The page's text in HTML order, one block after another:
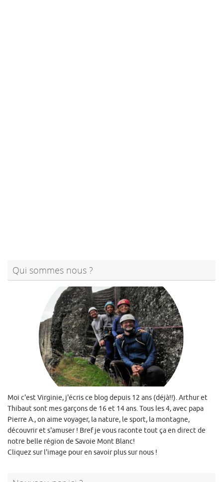
Qui sommes nous ?
Moi c'est Virginie, j'écris ce blog depuis 12 ans (déjà!!). Arthur et
Thibaut sont mes garçons de 16 et 14 ans. Tous les 4, avec papa
Pierre A., on aime voyager, la nature, le sport, la montagne,
découvrir et s'amuser ! Bref je vous raconte tout ça en direct de
notre belle région de Savoie Mont Blanc!
Cliquez sur l'image pour en savoir plus sur nous !